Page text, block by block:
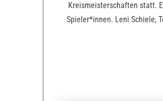
Kreismeisterschaften statt.
Spieler*innen. Leni Schiele,